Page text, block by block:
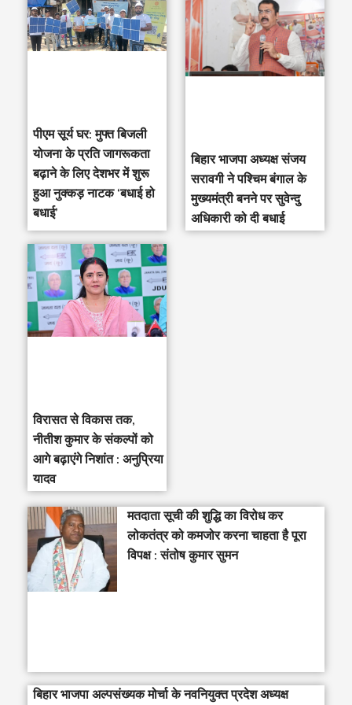
पीएम सूर्य घर: मुफ्त बिजली
योजना के प्रति जागरूकता
बढ़ाने के लिए देशभर में शुरू
हुआ नुक्कड़ नाटक ‘बधाई हो
बधाई’
‎बिहार भाजपा अध्यक्ष संजय
सरावगी ने पश्चिम बंगाल के
मुख्यमंत्री बनने पर सुवेन्दु
अधिकारी को दी बधाई
विरासत से विकास तक,
नीतीश कुमार के संकल्पों को
आगे बढ़ाएंगे निशांत : अनुप्रिया
यादव
मतदाता सूची की शुद्धि का विरोध कर
लोकतंत्र को कमजोर करना चाहता है पूरा
विपक्ष : संतोष कुमार सुमन
बिहार भाजपा अल्पसंख्यक मोर्चा के नवनियुक्त प्रदेश अध्यक्ष